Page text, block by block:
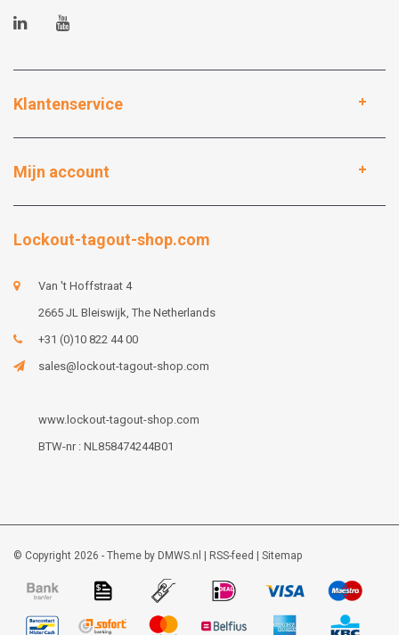
Klantenservice
Mijn account
Lockout-tagout-shop.com
Van 't Hoffstraat 4
2665 JL Bleiswijk, The Netherlands
+31 (0)10 822 44 00
sales@lockout-tagout-shop.com
www.lockout-tagout-shop.com
BTW-nr : NL858474244B01
© Copyright 2026 - Theme by DMWS.nl RSS-feed Sitemap